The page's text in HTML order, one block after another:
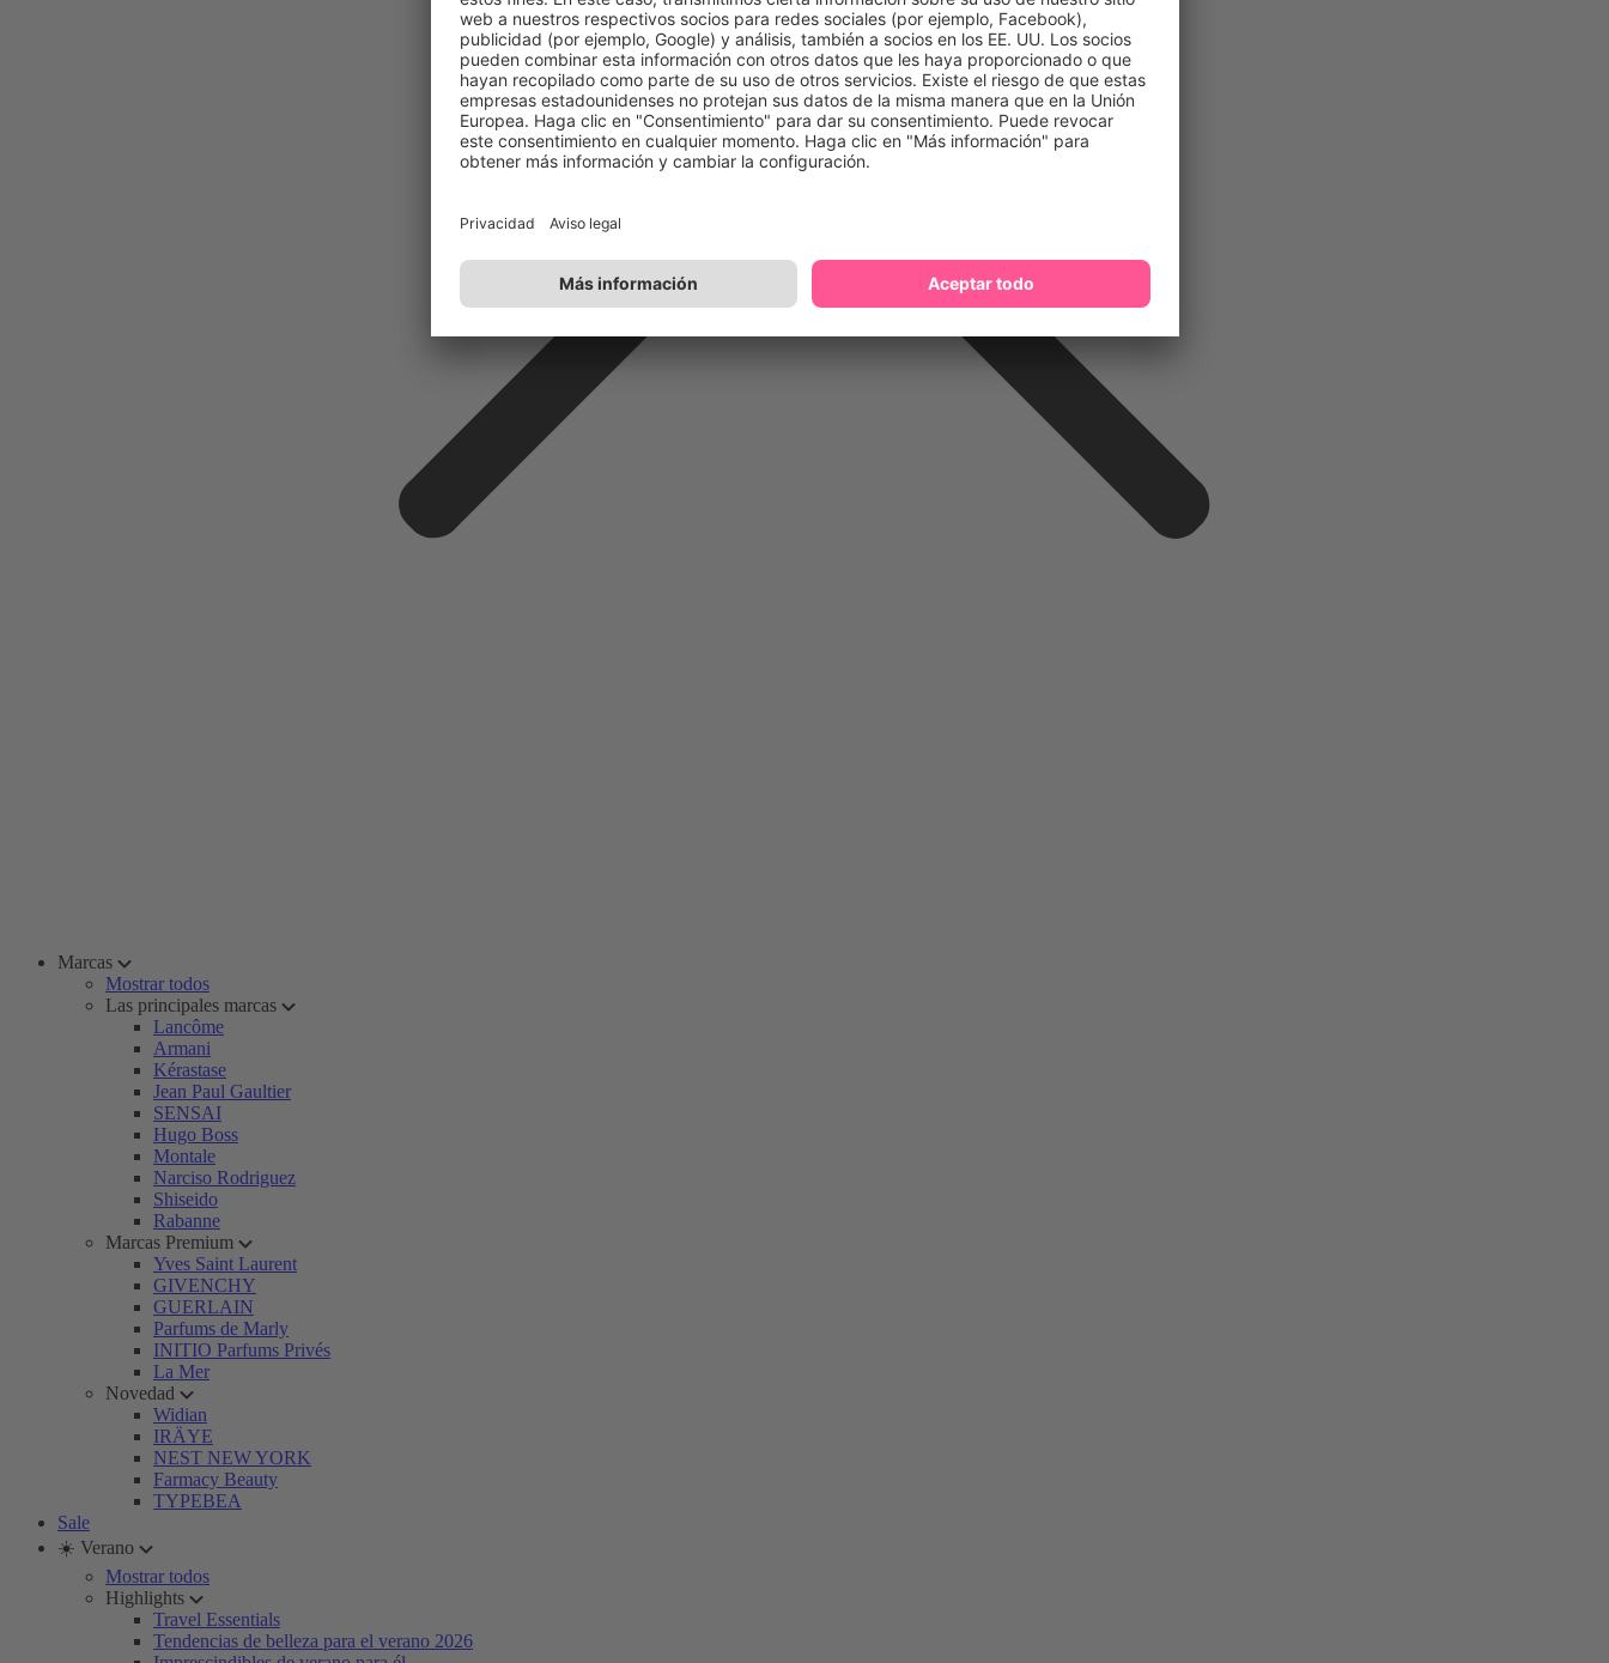
Marcas
Mostrar todos
Las principales marcas
Lancôme
Armani
Kérastase
Jean Paul Gaultier
SENSAI
Hugo Boss
Montale
Narciso Rodriguez
Shiseido
Rabanne
Marcas Premium
Yves Saint Laurent
GIVENCHY
GUERLAIN
Parfums de Marly
INITIO Parfums Privés
La Mer
Novedad
Widian
IRÄYE
NEST NEW YORK
Farmacy Beauty
TYPEBEA
Sale
☀️ Verano
Mostrar todos
Highlights
Travel Essentials
Tendencias de belleza para el verano 2026